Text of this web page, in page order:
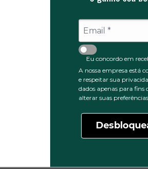
Eu concordo em
A nossa empresa está
e respeitar sua
dados apenas para fins
alterar suas